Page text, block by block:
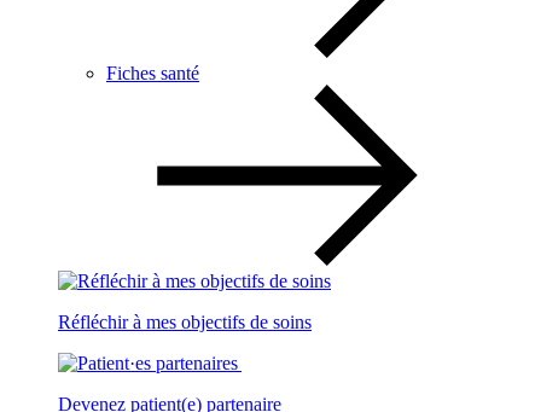
Fiches santé
Réfléchir à mes objectifs de soins
Devenez patient(e) partenaire